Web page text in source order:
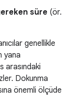
süre (ör.
genellikle
yana
arasındaki
Dokunma
önemli ölçüde